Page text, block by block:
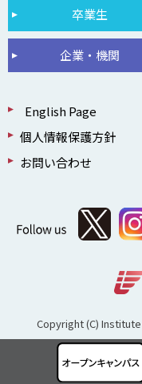
卒業生
企業・機関
English Page
個人情報保護方針
お問い合わせ
Copyright (C)